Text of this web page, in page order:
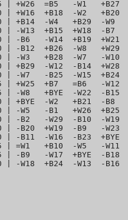
=B5   -W1   +B27
+W16  +B18  -W2   +B20
| +B14  -W4   +B29  -W9
+B15  +W18  -B7   -
-W14  +B19  +W21  -
B12  +B26  -W8   +W29
-W3   +B28  -W7   -W10
-W12  -B14  +W28
-B25  -W15  +B24
+W25  +B7   =B6   -W12
+BYE  -W22  -B15
+BYE  -W2   +B21  -B8   -
| -W5   -B1   +W26  +B25
B2   -W29  -B10  -W19
+W19  -B9   -W23  -
B11  -W16  -B23  +BYE
=W1   +B10  -W5   -W11
-B9   -W17  +BYE  -B18